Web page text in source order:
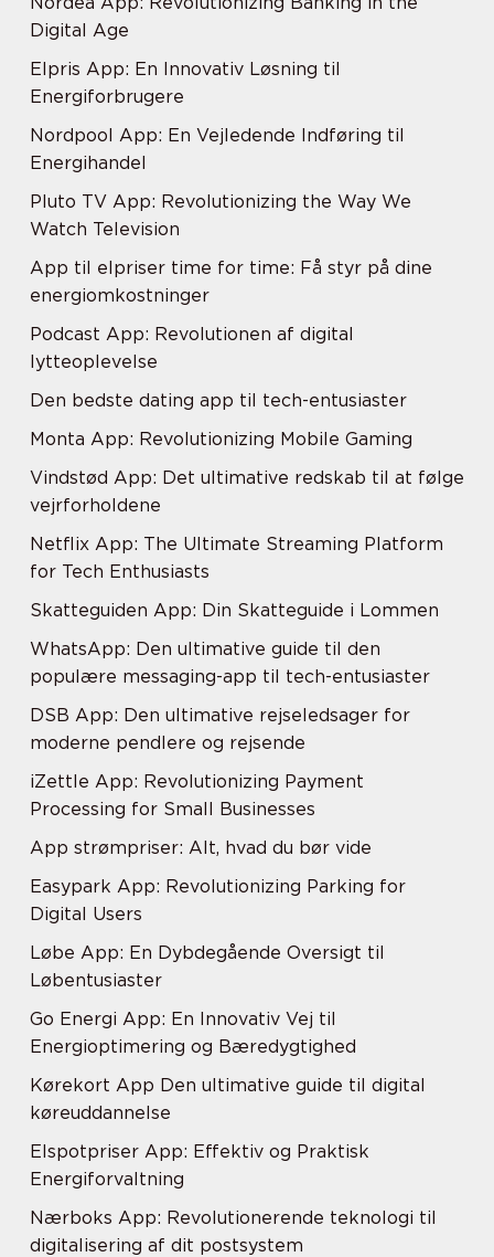
Digital Age
Elpris App: En Innovativ Løsning til
Energiforbrugere
Nordpool App: En Vejledende Indføring til
Energihandel
Pluto TV App: Revolutionizing the Way We
Watch Television
App til elpriser time for time: Få styr på dine
energiomkostninger
Podcast App: Revolutionen af digital
lytteoplevelse
Den bedste dating app til tech-entusiaster
Monta App: Revolutionizing Mobile Gaming
Vindstød App: Det ultimative redskab til at følge
vejrforholdene
Netflix App: The Ultimate Streaming Platform
for Tech Enthusiasts
Skatteguiden App: Din Skatteguide i Lommen
WhatsApp: Den ultimative guide til den
populære messaging-app til tech-entusiaster
DSB App: Den ultimative rejseledsager for
moderne pendlere og rejsende
iZettle App: Revolutionizing Payment
Processing for Small Businesses
App strømpriser: Alt, hvad du bør vide
Easypark App: Revolutionizing Parking for
Digital Users
Løbe App: En Dybdegående Oversigt til
Løbentusiaster
Go Energi App: En Innovativ Vej til
Energioptimering og Bæredygtighed
Kørekort App Den ultimative guide til digital
køreuddannelse
Elspotpriser App: Effektiv og Praktisk
Energiforvaltning
Nærboks App: Revolutionerende teknologi til
digitalisering af dit postsystem